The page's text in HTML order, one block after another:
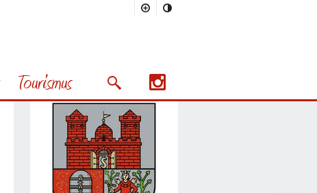
Tourismus Suchmaske öffnen/schließen
Nächstes Bild
Stabsstelle Presse und
Präsentation